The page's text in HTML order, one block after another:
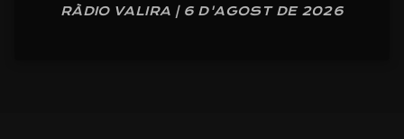
RÀDIO VALIRA | 6 D'AGOST DE 2026